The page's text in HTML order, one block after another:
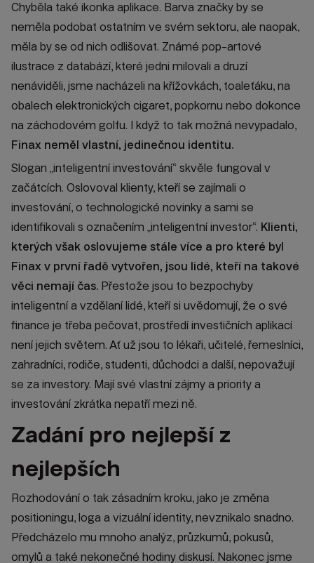
Chyběla také ikonka aplikace. Barva značky by se
neměla podobat ostatním ve svém sektoru, ale naopak,
měla by se od nich odlišovat. Známé pop-artové
ilustrace z databází, které jedni milovali a druzí
nenáviděli, jsme nacházeli na křížovkách, toaleťáku, na
obalech elektronických cigaret, popkornu nebo dokonce
na záchodovém golfu. I když to tak možná nevypadalo,
Finax neměl vlastní, jedinečnou identitu.
Slogan „inteligentní investování“ skvěle fungoval v
začátcích. Oslovoval klienty, kteří se zajímali o
investování, o technologické novinky a sami se
identifikovali s označením „inteligentní investor“. Klienti,
kterých však oslovujeme stále více a pro které byl
Finax v první řadě vytvořen, jsou lidé, kteří na takové
věci nemají čas. Přestože jsou to bezpochyby
inteligentní a vzdělaní lidé, kteří si uvědomují, že o své
finance je třeba pečovat, prostředí investičních aplikací
není jejich světem. Ať už jsou to lékaři, učitelé, řemeslníci,
zahradníci, rodiče, studenti, důchodci a další, nepovažují
se za investory. Mají své vlastní zájmy a priority a
investování zkrátka nepatří mezi ně.
Zadání pro nejlepší z
nejlepších
Rozhodování o tak zásadním kroku, jako je změna
positioningu, loga a vizuální identity, nevznikalo snadno.
Předcházelo mu mnoho analýz, průzkumů, pokusů,
omylů a také nekonečné hodiny diskusí. Nakonec jsme